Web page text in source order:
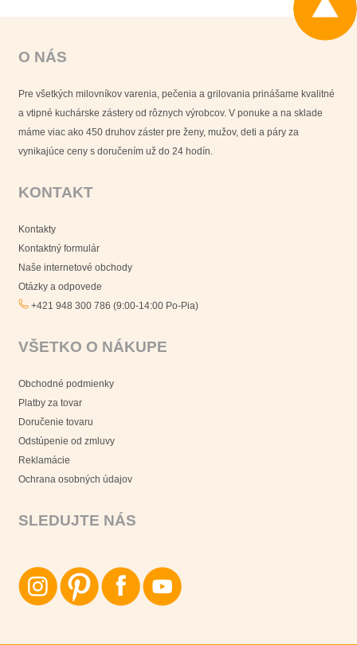
O NÁS
Pre všetkých milovníkov varenia, pečenia a grilovania prinášame kvalitné
a vtipné kuchárske zástery od rôznych výrobcov. V ponuke a na sklade
máme viac ako 450 druhov záster pre ženy, mužov, deti a páry za
vynikajúce ceny s doručením už do 24 hodín.
KONTAKT
Kontakty
Kontaktný formulár
Naše internetové obchody
Otázky a odpovede
+421 948 300 786 (9:00-14:00 Po-Pia)
VŠETKO O NÁKUPE
Obchodné podmienky
Platby za tovar
Doručenie tovaru
Odstúpenie od zmluvy
Reklamácie
Ochrana osobných údajov
SLEDUJTE NÁS